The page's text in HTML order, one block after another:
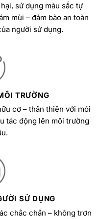
sử dụng màu sắc tự
mùi – đảm bảo an toàn
người sử dụng.
TRƯỜNG
cơ – thân thiện với môi
tác động lên môi trường
SỬ DỤNG
chắc chắn – không trơn